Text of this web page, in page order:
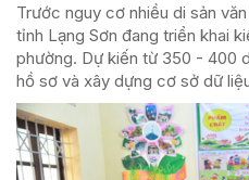
Trước nguy cơ nhiều di sản
tỉnh Lạng Sơn đang triển khai
phường. Dự kiến từ 350 - 400
hồ sơ và xây dựng cơ sở dữ